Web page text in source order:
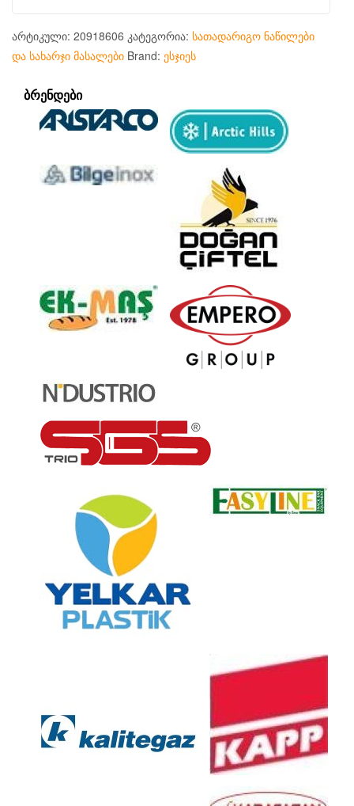
არტიკული: 20918606 კატეგორია: სათადარიგო ნაწილები
და სახარჯი მასალები Brand: ესჯიეს
ᲑᲠᲔᲜᲓᲔᲑᲘ